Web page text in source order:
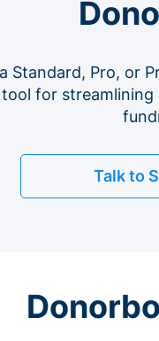
Standard, Pro, or
for
Talk to